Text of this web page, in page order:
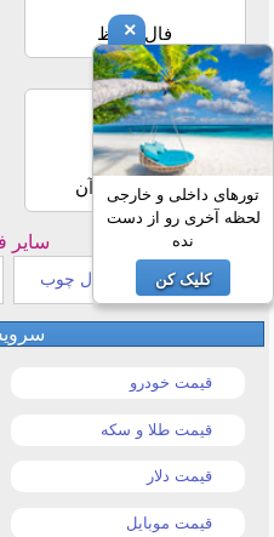
فال حافظ
استخاره با قرآن
سایر
طالع بینی هندی فال چوب
قیمت خودرو
قیمت طلا و سکه
قیمت دلار
قیمت موبایل
×
تورهای داخلی و خارجی
لحظه آخری رو از دست
نده
کلیک کن